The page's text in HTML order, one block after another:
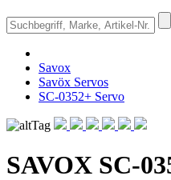
Savox
Savöx Servos
SC-0352+ Servo
SAVOX SC-